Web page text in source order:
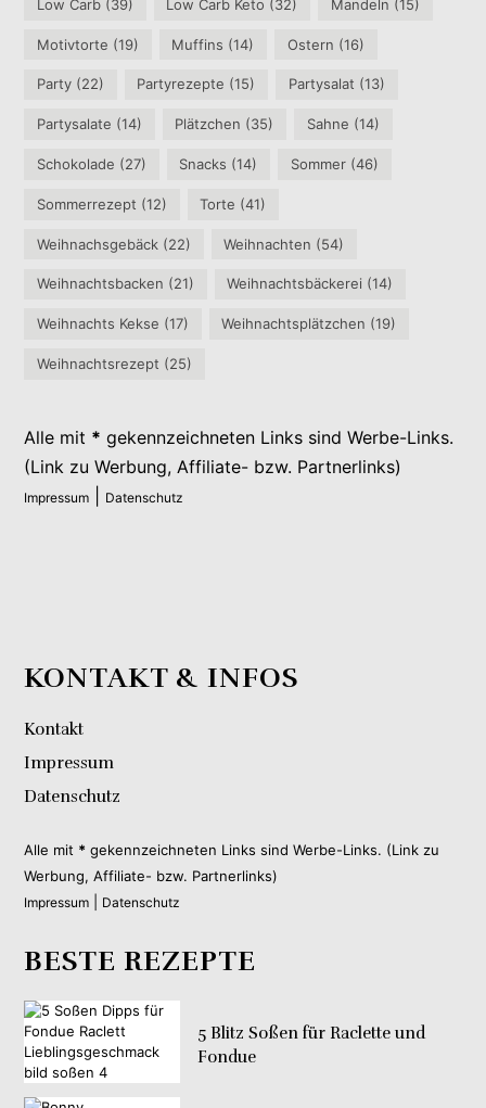
Low Carb (39) Low Carb Keto (32) Mandeln (15)
Motivtorte (19) Muffins (14) Ostern (16)
Party (22) Partyrezepte (15) Partysalat (13)
Partysalate (14) Plätzchen (35) Sahne (14)
Schokolade (27) Snacks (14) Sommer(46)
Sommerrezept (12) Torte (41)
Weihnachsgebäck (22) Weihnachten (54)
Weihnachtsbacken (21) Weihnachtsbäckerei (14)
Weihnachts Kekse (17) Weihnachtsplätzchen (19)
Weihnachtsrezept (25)
Alle mit * gekennzeichneten Links sind Werbe-Links.
(Link zu Werbung, Affiliate- bzw. Partnerlinks)
Impressum Datenschutz
KONTAKT & INFOS
Kontakt
Impressum
Datenschutz
Alle mit * gekennzeichneten Links sind Werbe-Links. (Link zu
Werbung, Affiliate- bzw. Partnerlinks)
Impressum Datenschutz
BESTE REZEPTE
5 Blitz Soßen für Raclette und
Fondue